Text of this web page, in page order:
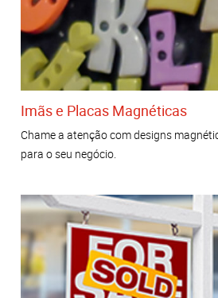
Imãs e Placas Magnéticas
Chame a atenção com designs
para o seu negócio.